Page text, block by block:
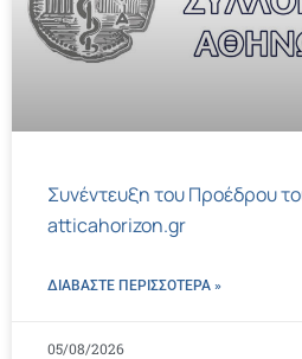
Συνέντευξη του Προέδρου
atticahorizon.gr
ΔΙΑΒΑΣΤΕ ΠΕΡΙΣΣΌΤΕΡΑ »
05/08/2026